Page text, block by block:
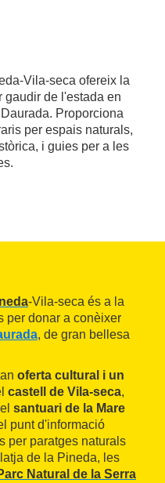
Vila-seca ofereix la
gaudir de l'estada en
Proporciona
per espais naturals,
i guies per a les
-Vila-seca és a la
per donar a conèixer
, de gran bellesa
oferta cultural i un
castell de Vila-seca,
santuari de la Mare
punt d'informació
per paratges naturals
de la Pineda, les
Natural de la Serra